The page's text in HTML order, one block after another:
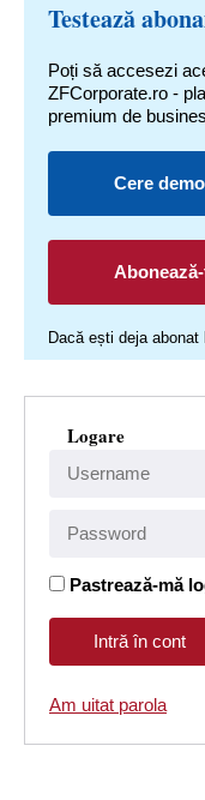
Testează
Poți să accesezi
ZFCorporate.ro -
premium de
Cere demo
Dacă ești deja
Logare
Pastrează-mă
Am uitat parola